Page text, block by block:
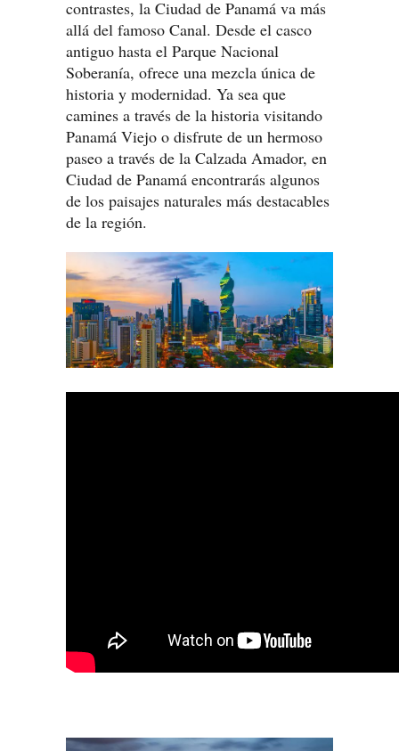
contrastes, la Ciudad de Panamá va más
allá del famoso Canal. Desde el casco
antiguo hasta el Parque Nacional
Soberanía, ofrece una mezcla única de
historia y modernidad. Ya sea que
camines a través de la historia visitando
Panamá Viejo o disfrute de un hermoso
paseo a través de la Calzada Amador, en
Ciudad de Panamá encontrarás algunos
de los paisajes naturales más destacables
de la región.